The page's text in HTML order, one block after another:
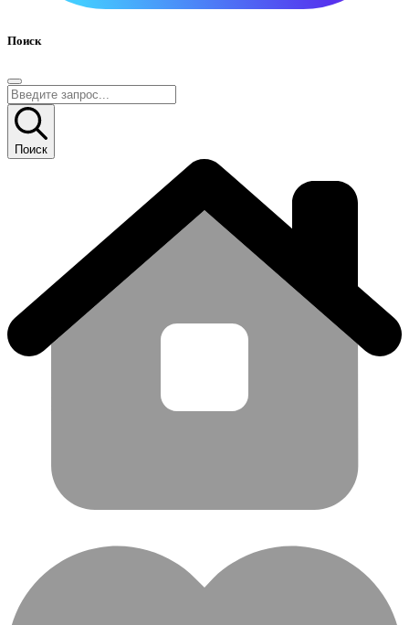
Поиск
Поиск